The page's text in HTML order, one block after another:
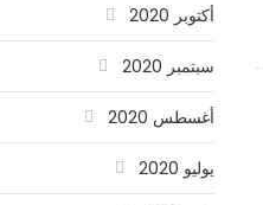
أكتوبر 2020
سبتمبر 2020
أغسطس 2020
يوليو 2020